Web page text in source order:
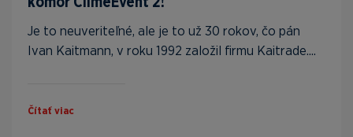
Je to neuveriteľné, ale je to už 30 rokov, čo pán
Ivan Kaitmann, v roku 1992 založil firmu Kaitrade....
Čítať viac